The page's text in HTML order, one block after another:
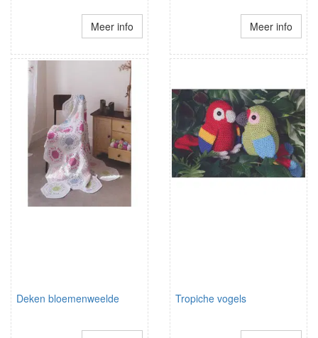
Meer info Meer info
Deken bloemenweelde Tropiche vogels